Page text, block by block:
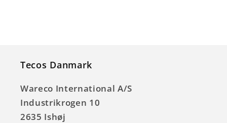
Tecos Danmark
Wareco International A/S
Industrikrogen 10
2635 Ishøj